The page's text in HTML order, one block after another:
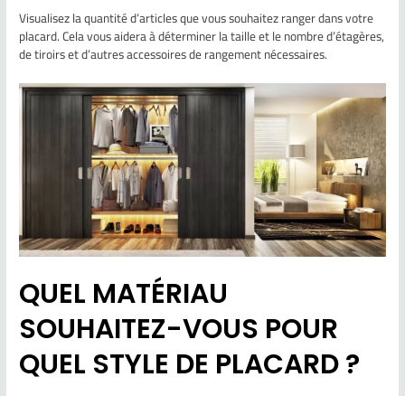
Visualisez la quantité d’articles que vous souhaitez ranger dans votre
placard. Cela vous aidera à déterminer la taille et le nombre d’étagères,
de tiroirs et d’autres accessoires de rangement nécessaires.
QUEL MATÉRIAU
SOUHAITEZ-VOUS POUR
QUEL STYLE DE PLACARD ?